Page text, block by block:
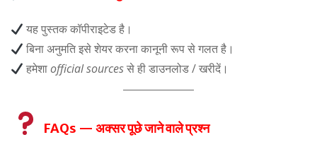
यह पुस्तक कॉपीराइटेड है।
बिना अनुमति इसे शेयर करना कानूनी रूप से गलत है।
हमेशाofficial sourcesसे ही डाउनलोड / खरीदें।
FAQs — अक्सर पूछे जाने वाले प्रश्न